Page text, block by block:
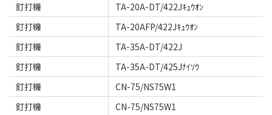
釘打機
TA-20A-DT/422Jｷｭｳｵﾝ
釘打機
TA-20AFP/422Jｷｭｳｵﾝ
釘打機
TA-35A-DT/422J
釘打機
TA-35A-DT/425Jﾅｲｿｳ
釘打機
CN-75/NS75W1
釘打機
CN-75/NS75W1